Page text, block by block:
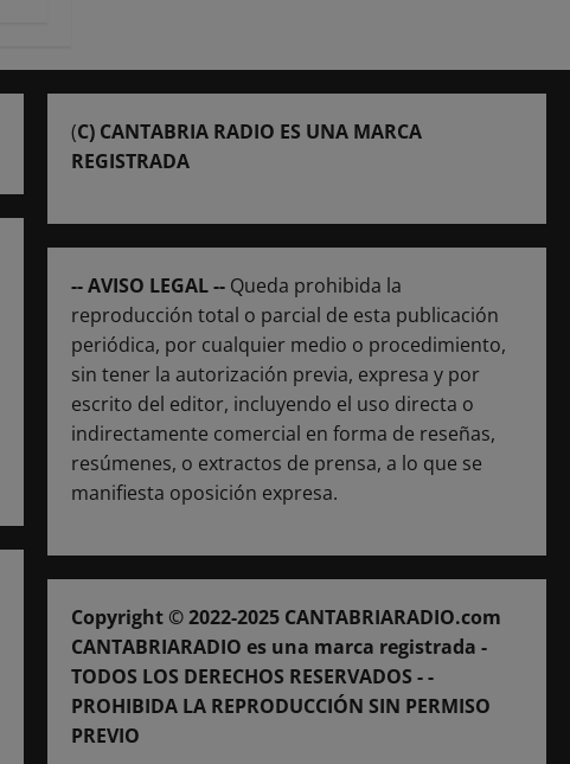
(C) CANTABRIA RADIO ES UNA MARCA
REGISTRADA
-- AVISO LEGAL -- Queda prohibida la
reproducción total o parcial de esta publicación
periódica, por cualquier medio o procedimiento,
sin tener la autorización previa, expresa y por
escrito del editor, incluyendo el uso directa o
indirectamente comercial en forma de reseñas,
resúmenes, o extractos de prensa, a lo que se
manifiesta oposición expresa.
Copyright © 2022-2025 CANTABRIARADIO.com
CANTABRIARADIO es una marca registrada -
TODOS LOS DERECHOS RESERVADOS - -
PROHIBIDA LA REPRODUCCIÓN SIN PERMISO
PREVIO